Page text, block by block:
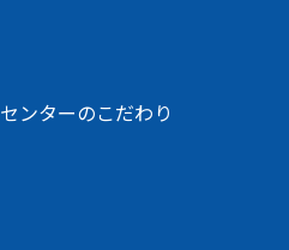
センターのこだわり